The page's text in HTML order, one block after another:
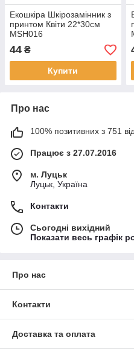
Екошкіра Шкірозамінник з
принтом Квіти 22*30см
МSH016
44 ₴
Купити
Про нас
100% позитивних з 751
Працює з 27.07.2016
м. Луцьк
Луцьк, Україна
Контакти
Сьогодні вихідний
Показати весь графік
Про нас
Контакти
Доставка та оплата